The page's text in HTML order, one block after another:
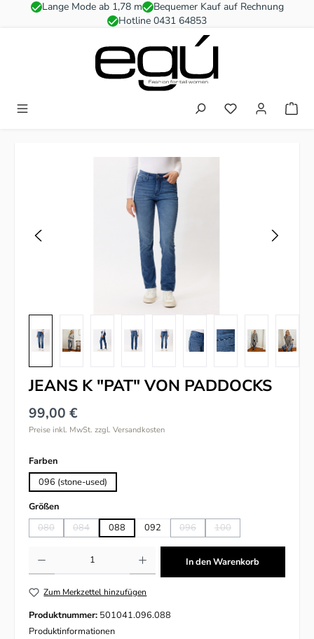
Zum Hauptinhalt springen
Lange Mode ab 1,78 m
Bequemer Kauf auf Rechnung
Hotline 0431 64853
Du hast 0
JEANS K "PAT" VON PADDOCKS
99,00 €
Preise inkl. MwSt. zzgl. Versandkosten
Farbenauswählen
096 (stone-used)
Größenauswählen
080(Diese Option ist zurzeit nicht verfügbar.)
084(Diese Option ist zurzeit nicht verfügbar.)
088 092 096(Diese Option ist zurzeit nicht
100(Diese Option ist zurzeit
In den Warenkorb
Zum Merkzettel hinzufügen
Produktnummer: 501041.096.088
Produktinformationen